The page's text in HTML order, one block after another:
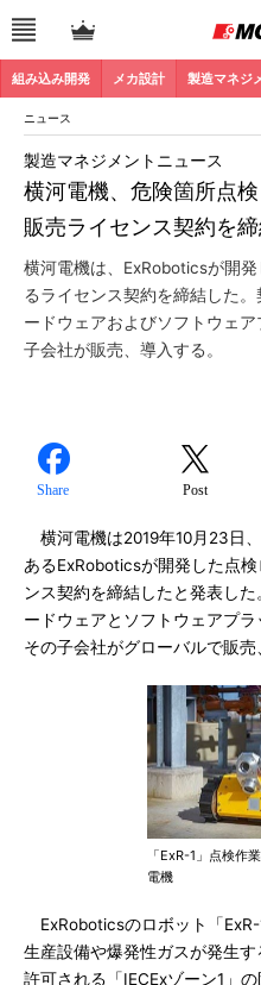
組み込み開発 メカ設計 製造マネジ
ニュース
横河電機、危険箇所点
販売ライセンス契約を
製造マネジメントニュース
横河電機は、ExRoboticsが開
るライセンス契約を締結した
ードウェアおよびソフトウェ
子会社が販売、導入する。
Share Post
横河電機は2019年10月23日
あるExRoboticsが開発した点
ンス契約を締結したと発表し
ードウェアとソフトウェアプ
その子会社がグローバルで販売
「ExR-1」点検作
電機
ExRoboticsのロボット「
生産設備や爆発性ガスが発生
許可される「IECExゾーン1」